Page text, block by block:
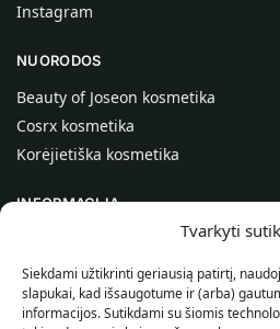
Tvarkyti
Siekdami užtikrinti geriausią patirtį,
slapukai, kad išsaugotume ir (arba)
informacijos. Sutikdami su šiomis
Instagram
NUORODOS
Beauty of Joseon kosmetika
Cosrx kosmetika
Korėjietiška kosmetika
INFORMACIJA
Kontaktai
Pagalba